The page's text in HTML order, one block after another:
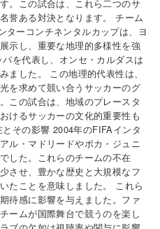
。この試合は、これら二つのサ
誉ある対決となります。 チーム
ターコンチネンタルカップは、ヨ
示し、重要な地理的多様性を強
を代表し、オンセ・カルダスは
ました。 この地理的代表性は、
を求めて競い合うサッカーのグ
この試合は、地域のプレースタ
けるサッカーの文化的重要性も
その影響 2004年のFIFAインタ
ル・マドリードやボカ・ジュニ
した。これらのチームの不在
させ、豊かな歴史と大規模なフ
たことを意味しました。 これら
待感に影響を与えました。ファ
ームが国際舞台で競うのを楽し